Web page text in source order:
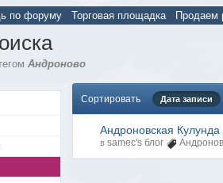
по форуму Торговая площадка Продаем
Андроново
Сортировать Дата записи
Андроновская Кулунда
вsamec's блог